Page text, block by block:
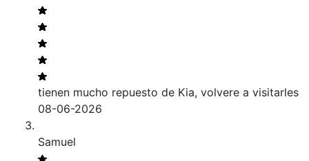
tienen mucho repuesto de Kia, volvere a visitarles
08-06-2026
Samuel